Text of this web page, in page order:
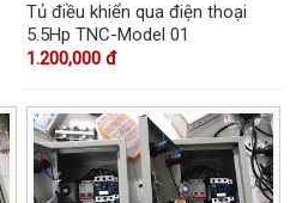
Tủ điều khiển qua điện thoại
5.5Hp TNC-Model 01
1.200,000 đ